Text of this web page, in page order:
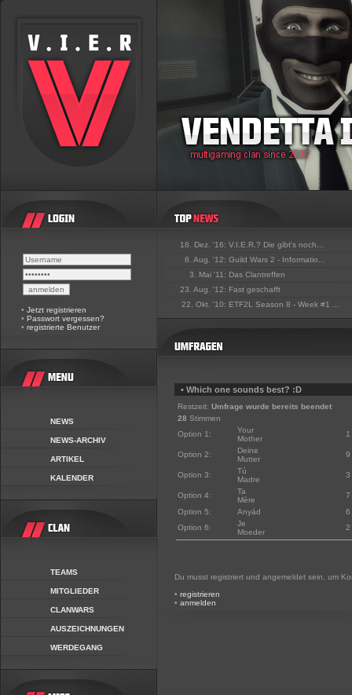
• Jetzt registrieren
• Passwort vergessen?
• registrierte Benutzer
NEWS
NEWS-ARCHIV
ARTIKEL
KALENDER
TEAMS
MITGLIEDER
CLANWARS
AUSZEICHNUNGEN
WERDEGANG
18. Dez. '16: V.I.E.R.? Die gibt's noch...
8. Aug. '12: Guild Wars 2 - Informatio...
3. Mai '11: Das Clantreffen
23. Aug. '12: Fast geschafft
22. Okt. '10: ETF2L Season 8 - Week #1 ...
• Which one sounds best? :D
Restzeit: Umfrage wurde bereits beendet
28 Stimmen
Option 1:
Your
Mother
1
Option 2:
Deine
Mutter
9
Option 3:
Tú
Madre
3
Option 4:
Ta
Mère
7
Option 5:
Anyád
6
Option 6:
Je
Moeder
2
Du musst registriert und angemeldet sein, um
• registrieren
• anmelden